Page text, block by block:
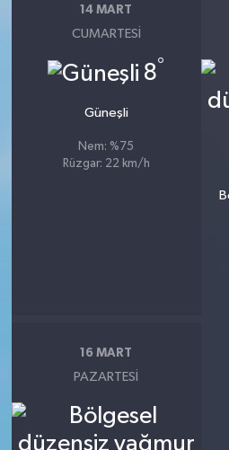
14 MART
CUMARTESI
8°
Güneşli
Nem: %75
Rüzgar: 22 km/h
16 MART
PAZARTESI